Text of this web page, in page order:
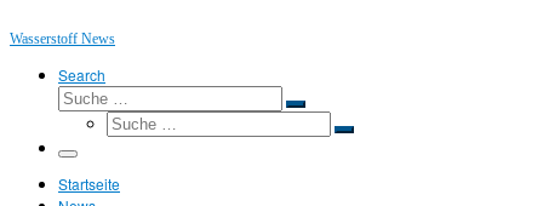
Wasserstoff News
Search
Suche
Suche
Suche
Suche
Menü
Startseite